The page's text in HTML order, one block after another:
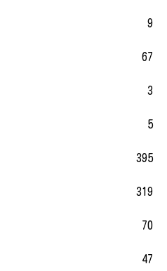
9
67
3
5
395
319
70
47